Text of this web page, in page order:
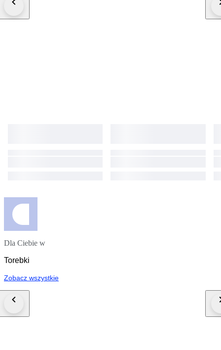
Dla Ciebie w
Torebki
Zobacz wszystkie